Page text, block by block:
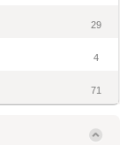
29
4
71